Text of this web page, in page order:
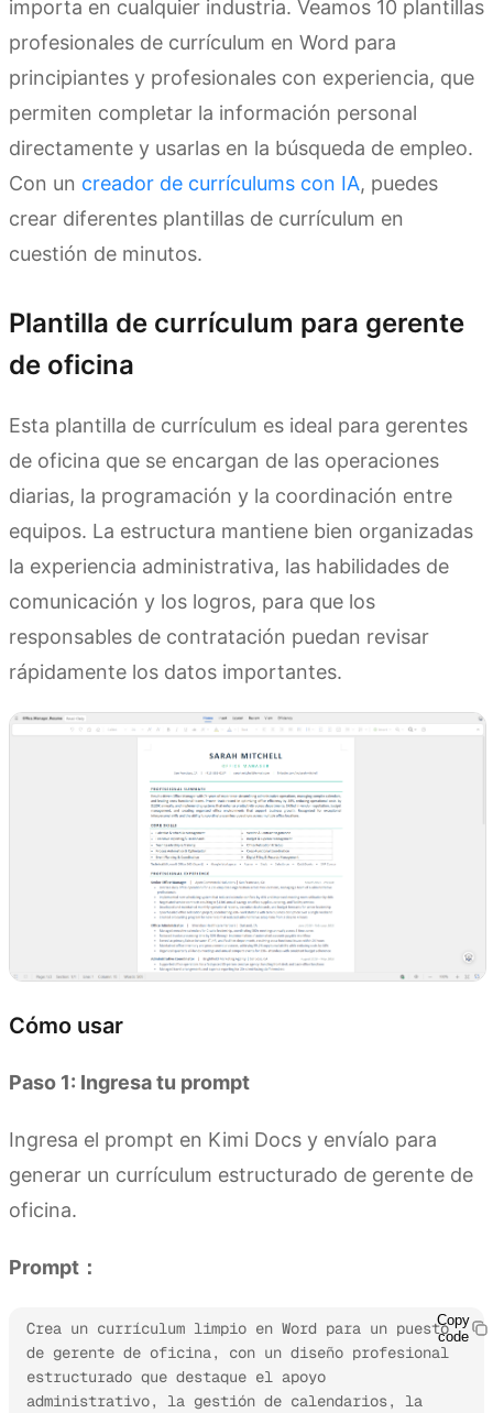
importa en cualquier industria. Veamos 10 plantillas
profesionales de currículum en Word para
principiantes y profesionales con experiencia, que
permiten completar la información personal
directamente y usarlas en la búsqueda de empleo.
Con un creador de currículums con IA, puedes
crear diferentes plantillas de currículum en
cuestión de minutos.
Plantilla de currículum para gerente
de oficina
Esta plantilla de currículum es ideal para gerentes
de oficina que se encargan de las operaciones
diarias, la programación y la coordinación entre
equipos. La estructura mantiene bien organizadas
la experiencia administrativa, las habilidades de
comunicación y los logros, para que los
responsables de contratación puedan revisar
rápidamente los datos importantes.
Cómo usar
Paso 1: Ingresa tu prompt
Ingresa el prompt en Kimi Docs y envíalo para
generar un currículum estructurado de gerente de
oficina.
Prompt：
Crea un currículum limpio en Word para un puesto
de gerente de oficina, con un diseño profesional
estructurado que destaque el apoyo
administrativo, la gestión de calendarios, la
Copy
code